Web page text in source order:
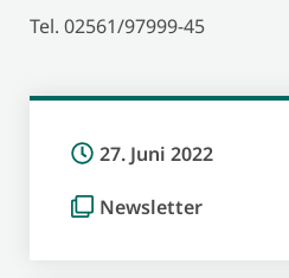
Tel. 02561/97999-45
27. Juni 2022
Newsletter